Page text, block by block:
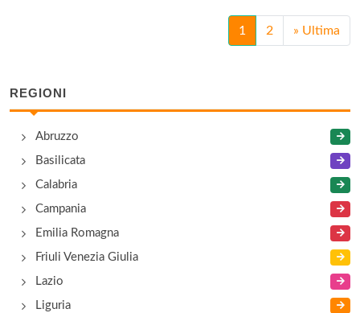
1 2 » Ultima
REGIONI
Abruzzo
Basilicata
Calabria
Campania
Emilia Romagna
Friuli Venezia Giulia
Lazio
Liguria